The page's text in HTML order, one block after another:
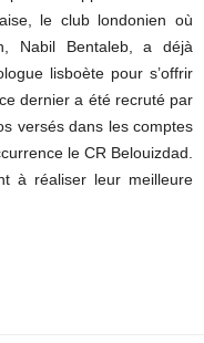
le club londonien où
Nabil Bentaleb, a déjà
lisboète pour s’offrir
dernier a été recruté par
versés dans les comptes
le CR Belouizdad.
à réaliser leur meilleure